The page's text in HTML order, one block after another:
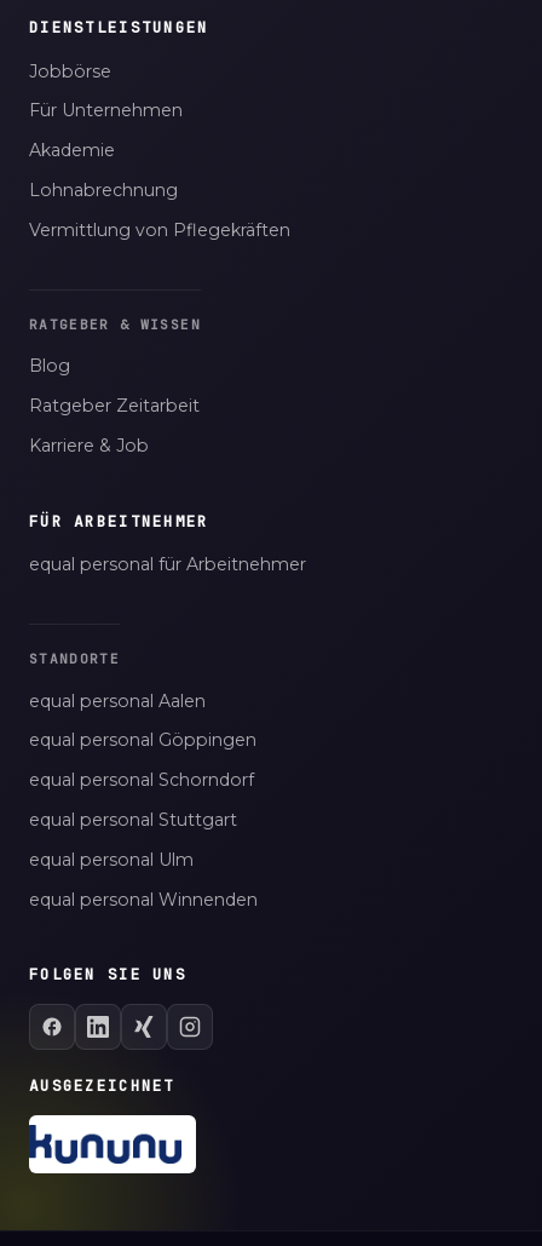
DIENSTLEISTUNGEN
Jobbörse
Für Unternehmen
Akademie
Lohnabrechnung
Vermittlung von Pflegekräften
RATGEBER & WISSEN
Blog
Ratgeber Zeitarbeit
Karriere & Job
FÜR ARBEITNEHMER
equal personal für Arbeitnehmer
STANDORTE
equal personal Aalen
equal personal Göppingen
equal personal Schorndorf
equal personal Stuttgart
equal personal Ulm
equal personal Winnenden
FOLGEN SIE UNS
AUSGEZEICHNET